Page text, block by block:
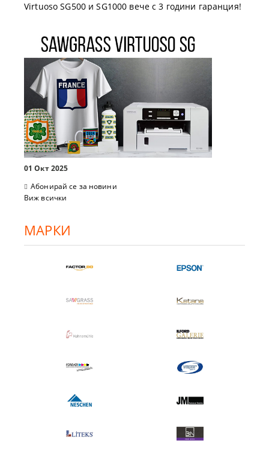
Virtuoso SG500 и SG1000 вече с 3 години гаранция!
01 Окт 2025
Абонирай се за новини
Виж всички
МАРКИ